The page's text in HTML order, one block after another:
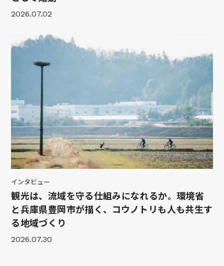
2026.07.02
インタビュー
観光は、流域を守る仕組みになれるか。環境省
と兵庫県豊岡市が描く、コウノトリも人も共生す
る地域づくり
2026.07.30